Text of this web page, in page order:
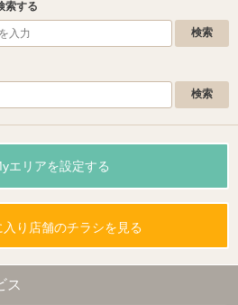
索する
エリアを設定する
入り店舗のチラシを見る
ス